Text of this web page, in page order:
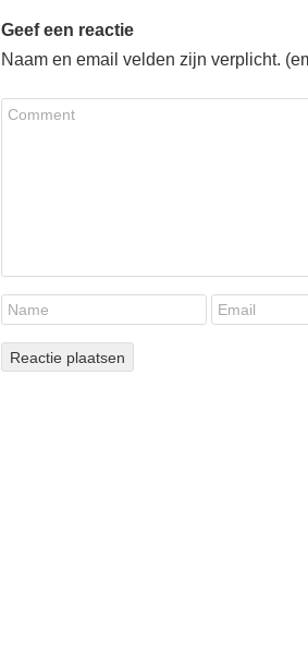
Geef een reactie
Naam en email velden zijn verplicht.